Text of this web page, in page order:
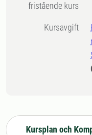
fristående kurs
Kursavgift
Kursplan och